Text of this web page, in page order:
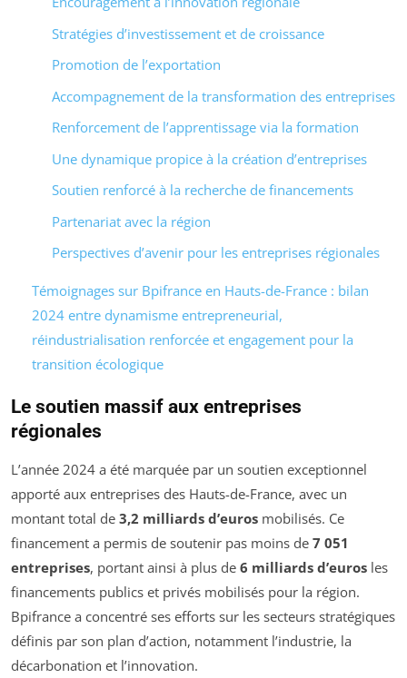
Stratégies d’investissement et de croissance
Promotion de l’exportation
Accompagnement de la transformation des entreprises
Renforcement de l’apprentissage via la formation
Une dynamique propice à la création d’entreprises
Soutien renforcé à la recherche de financements
Partenariat avec la région
Perspectives d’avenir pour les entreprises régionales
Témoignages sur Bpifrance en Hauts-de-France : bilan
2024 entre dynamisme entrepreneurial,
réindustrialisation renforcée et engagement pour la
transition écologique
Le soutien massif aux entreprises
régionales
L’année 2024 a été marquée par un soutien exceptionnel
apporté aux entreprises des Hauts-de-France, avec un
montant total de 3,2 milliards d’euros mobilisés. Ce
financement a permis de soutenir pas moins de 7 051
entreprises, portant ainsi à plus de 6 milliards d’euros les
financements publics et privés mobilisés pour la région.
Bpifrance a concentré ses efforts sur les secteurs stratégiques
définis par son plan d’action, notamment l’industrie, la
décarbonation et l’innovation.